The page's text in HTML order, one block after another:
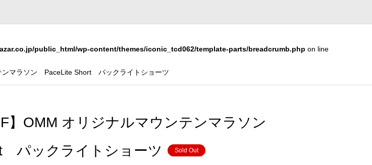
public_html/wp-content/themes/iconic_tcd062/template-parts/breadcrumb.php on line
ンマラソン PaceLite Short パックライトショーツ
】OMM オリジナルマウンテンマラソン
パックライトショーツ
Sold Out